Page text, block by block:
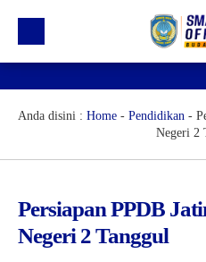
Profil
Informasi
Saluran Resmi WA
Anda disini : Home - Pendidikan -
Negeri 2
Persiapan PPDB
Negeri 2 Tanggul